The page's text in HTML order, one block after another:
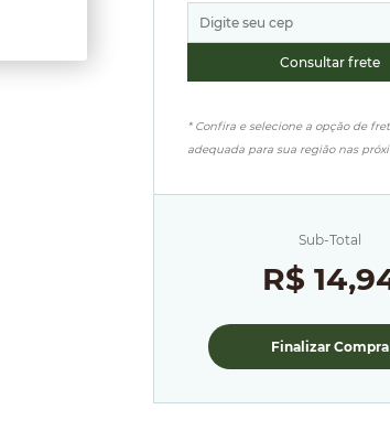
* Confira e selecione a opção de
adequada para sua região nas
Sub-Total
R$
Finalizar Compra